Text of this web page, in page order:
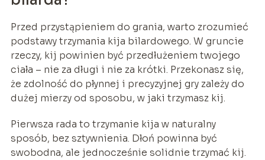
Przed przystąpieniem do grania, warto zrozumieć
podstawy trzymania kija bilardowego. W gruncie
rzeczy, kij powinien być przedłużeniem twojego
ciała – nie za długi i nie za krótki. Przekonasz się,
że zdolność do płynnej i precyzyjnej gry zależy do
dużej mierzy od sposobu, w jaki trzymasz kij.
Pierwsza rada to trzymanie kija w naturalny
sposób, bez sztywnienia. Dłoń powinna być
swobodna, ale jednocześnie solidnie trzymać kij.